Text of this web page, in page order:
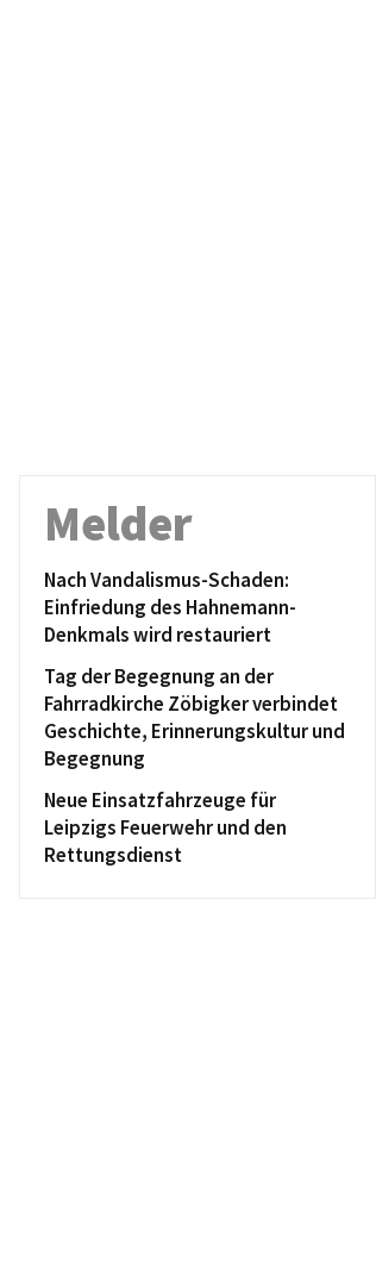
Melder
Nach Vandalismus-Schaden:
Einfriedung des Hahnemann-
Denkmals wird restauriert
Tag der Begegnung an der
Fahrradkirche Zöbigker verbindet
Geschichte, Erinnerungskultur und
Begegnung
Neue Einsatzfahrzeuge für
Leipzigs Feuerwehr und den
Rettungsdienst